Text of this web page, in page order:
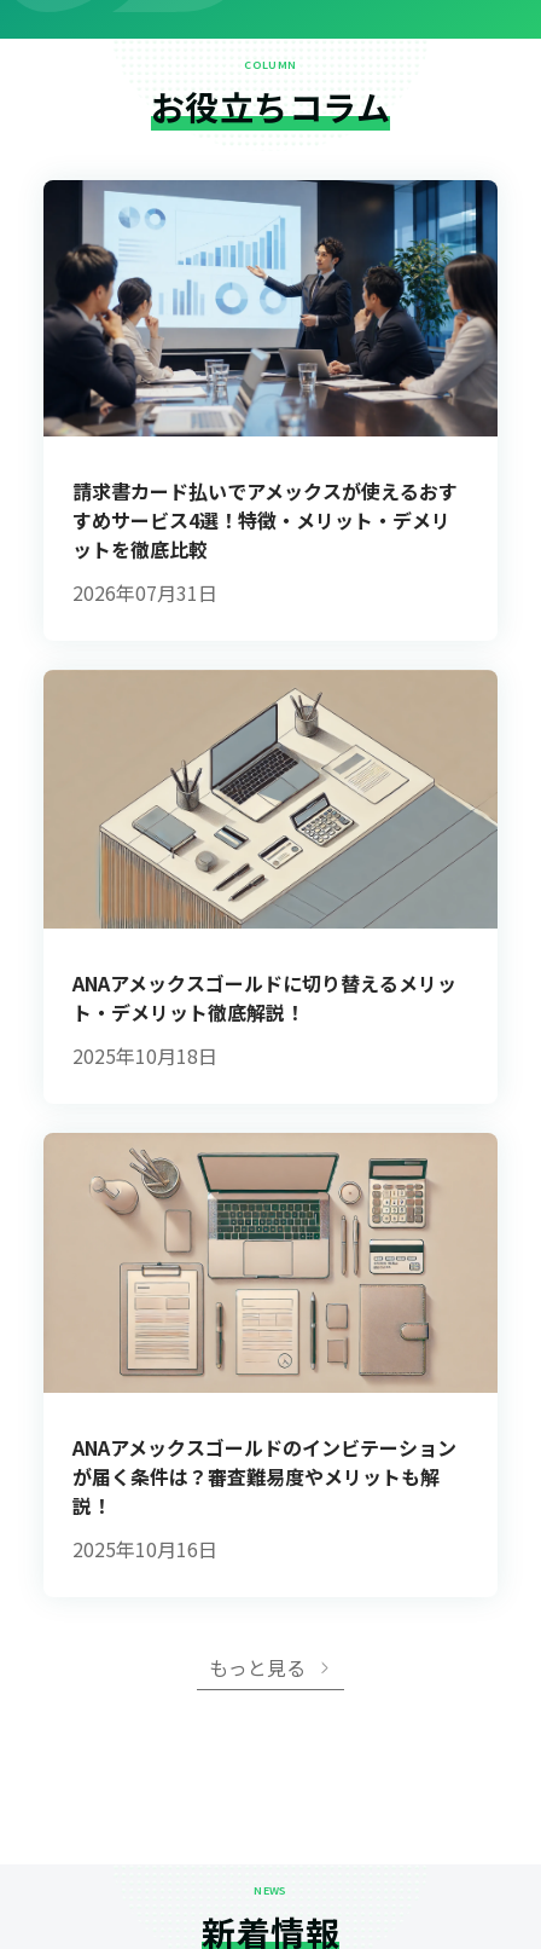
COLUMN
お役立ちコラム
請求書カード払いでアメックスが使えるおす
すめサービス4選！特徴・メリット・デメリ
ットを徹底比較
2026年07月31日
ANAアメックスゴールドに切り替えるメリッ
ト・デメリット徹底解説！
2025年10月18日
ANAアメックスゴールドのインビテーション
が届く条件は？審査難易度やメリットも解
説！
2025年10月16日
もっと見る
NEWS
新着情報